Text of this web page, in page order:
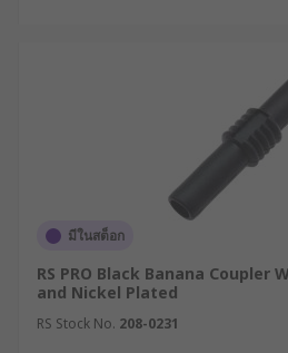
มีในสต็อก
RS PRO Black Banana Coupler
and Nickel Plated
RS Stock No. 208-0231